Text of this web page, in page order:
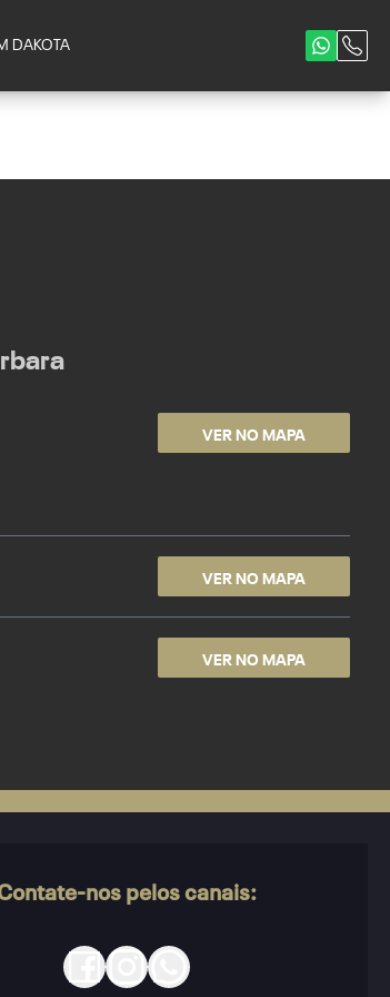
DAKOTA
VER NO MAPA
VER NO MAPA
VER NO MAPA
nos pelos canais: